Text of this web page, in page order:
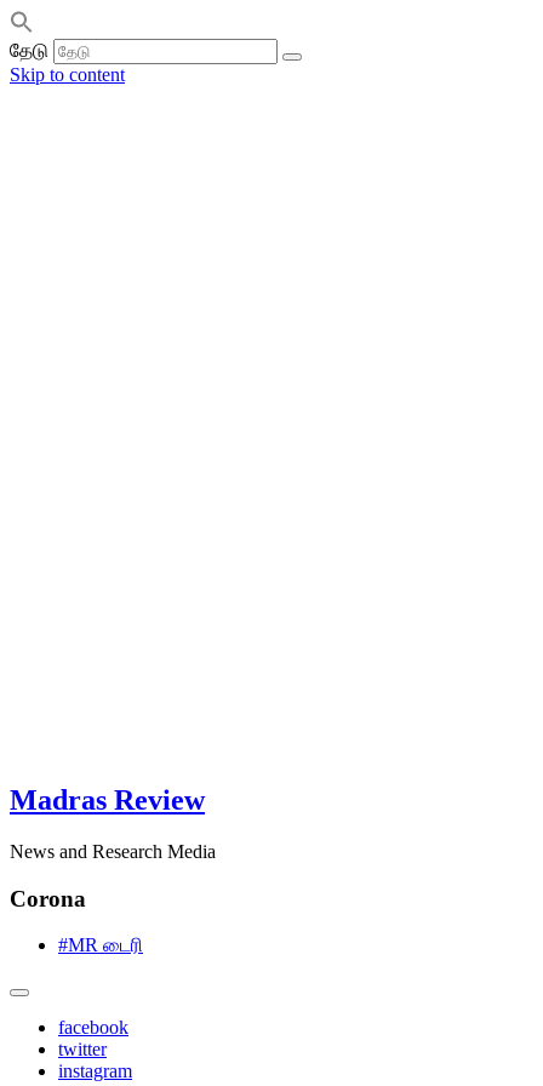
தேடு
Skip to content
Madras Review
News and Research Media
Corona
#MR டைரி
facebook
twitter
instagram